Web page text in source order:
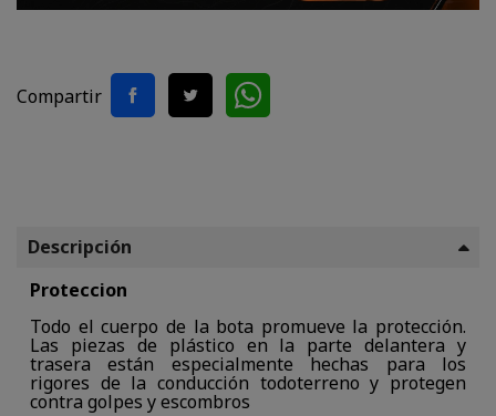
Compartir
Descripción
Proteccion
Todo el cuerpo de la bota promueve la protección.
Las piezas de plástico en la parte delantera y
trasera están especialmente hechas para los
rigores de la conducción todoterreno y protegen
contra golpes y escombros